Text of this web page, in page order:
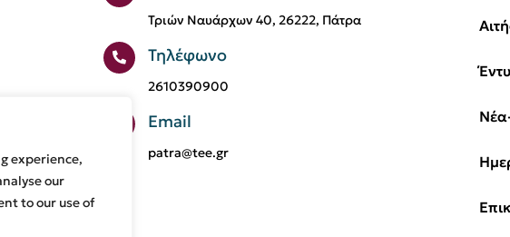
experience,
our
to our use of
Τριών Ναυάρχων 40, 26222, Πάτρα
Τηλέφωνο
2610390900
Email
patra@tee.gr